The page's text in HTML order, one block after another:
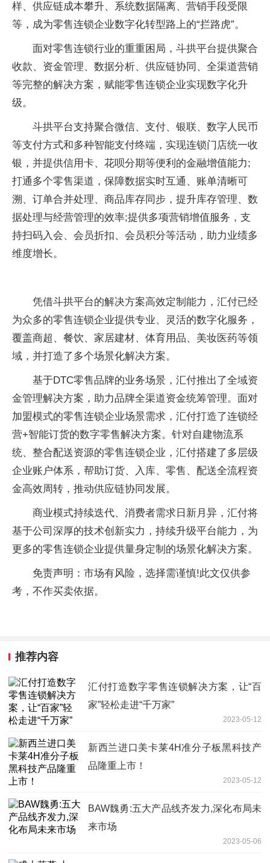
样、供应链成本攀升、系统数据隔离、营销手段受限
等，成为零售连锁企业数字化转型路上的“拦路虎”。
面对零售连锁行业的重重困局，斗拱平台提供聚合
收款、资金管理、数据分析、供应链协同、全渠道营销
等完整的解决方案，赋能零售连锁企业实现数字化升
级。
斗拱平台支持聚合微信、支付、银联、数字人民币
等支付方式和多种智能支付终端，实现连锁门店统一收
银，并提供信用卡、花呗分期等便利的金融增值能力;
打通多个零售渠道，保障数据实时互通、账单清晰可
溯、订单合并处理、商品库存同步，提升库存管理、数
据处理与经营管理的效率;提供多项营销增值服务，支
持扫码入会、会员折扣、会员积分等活动，助力业绩多
维度增长。
凭借斗拱平台的解决方案高效定制能力，汇付已经
为众多的零售连锁企业提供专业、灵活的数字化服务，
覆盖商超、餐饮、家居建材、体育用品、美妆医药等领
域，并打造了多个场景化解决方案。
基于DTC零售品牌的业务场景，汇付推出了全域资
金管理解决方案，助力品牌全渠道资金统筹管理。面对
加盟模式的零售连锁企业场景需求，汇付打造了连锁经
营+智能订货的数字零售解决方案。针对自建物流系
统、整合配送资源的零售连锁企业，汇付搭建了多层级
企业账户体系，帮助订货、入库、零售、配送全流程资
金高效周转，推动供应链协同发展。
商业模式持续迭代、消费者需求日新月异，汇付将
基于公司深厚的技术创新实力，持续升级平台能力，为
更多的零售连锁企业提供量身定制的场景化解决方案。
免责声明：市场有风险，选择需谨慎!此文仅供参
考，不作买卖依据。
推荐内容
汇付打造数字零售连锁解决方案，让“百
家”轻松走进“千万家”
2023-05-12
新西兰进口美卡莱4H准分子板黑科技产
品隆重上市！
2023-05-12
BAW魏勇:五大产品线齐发力,深化布局未
来市场
2023-05-06